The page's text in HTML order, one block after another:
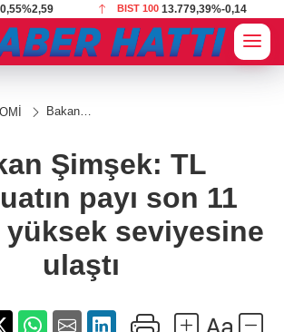
%2,59 BIST 100 13.779,39%-0,14
Bakan
mevduatın
payı son
11 yılın en
yüksek
seviyesine
ulaştı
Şimşek: TL
payı son 11
yüksek seviyesine
ulaştı